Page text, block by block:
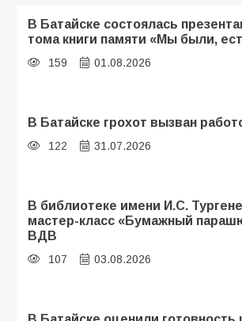
В Батайске состоялась
тома книги памяти «Мы были,
159 01.08.2026
В Батайске грохот вызван
122 31.07.2026
В библиотеке имени И.С.
мастер-класс «Бумажный
ВДВ
107 03.08.2026